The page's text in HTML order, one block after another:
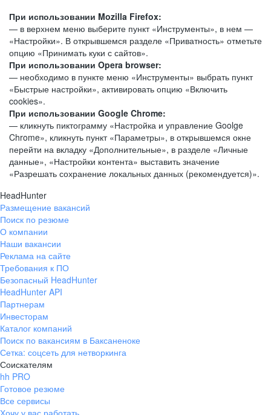
При использовании Mozilla Firefox:
— в верхнем меню выберите пункт «Инструменты», в нем —
«Настройки». В открывшемся разделе «Приватность» отметьте
опцию «Принимать куки с сайтов».
При использовании Opera browser:
— необходимо в пункте меню «Инструменты» выбрать пункт
«Быстрые настройки», активировать опцию «Включить
cookies».
При использовании Google Chrome:
— кликнуть пиктограмму «Настройка и управление Goolge
Chrome», кликнуть пункт «Параметры», в открывшемся окне
перейти на вкладку «Дополнительные», в разделе «Личные
данные», «Настройки контента» выставить значение
«Разрешать сохранение локальных данных (рекомендуется)».
HeadHunter
Размещение вакансий
Поиск по резюме
О компании
Наши вакансии
Реклама на сайте
Требования к ПО
Безопасный HeadHunter
HeadHunter API
Партнерам
Инвесторам
Каталог компаний
Поиск по вакансиям в Баксаненоке
Сетка: соцсеть для нетворкинга
Соискателям
hh PRO
Готовое резюме
Все сервисы
Хочу у вас работать